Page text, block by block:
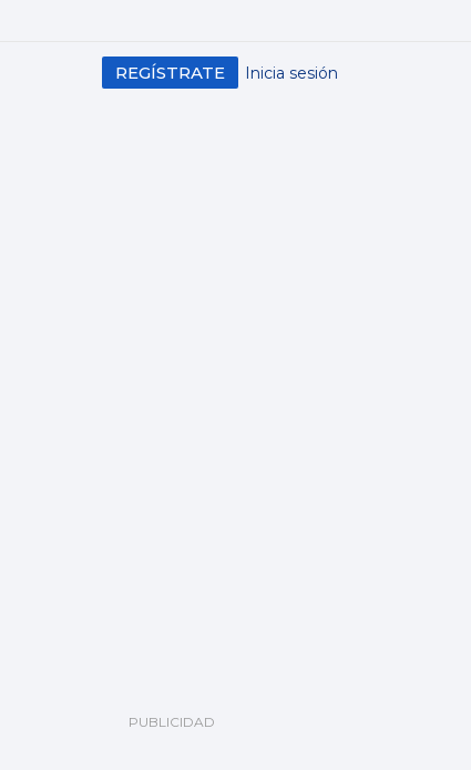
Inicia sesión
REGÍSTRATE